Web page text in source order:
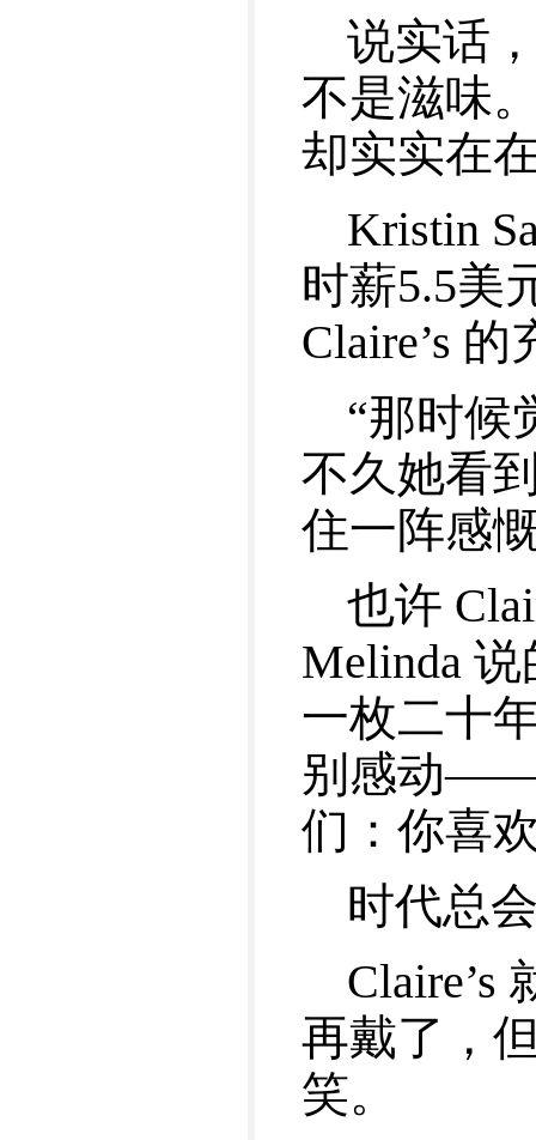
说实话
不是滋味
却实实在
Kristin
时薪5.5美
Claire’s
“那时候
不久她看
住一阵感
也许
Melinda
一枚二十
别感动
们：你喜
时代总
Claire’s
再戴了，
笑。